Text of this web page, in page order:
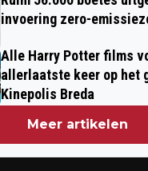
invoering zero-
Alle Harry Potter films
allerlaatste keer op het
Kinepolis Breda
Meer artikelen